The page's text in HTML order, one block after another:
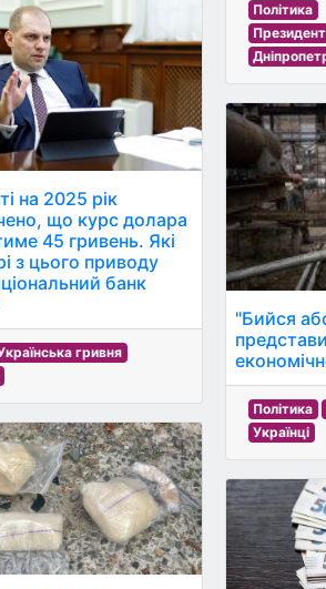
на 2025 рік
що курс долара
45 гривень. Які
з цього приводу
банк
гривня
Політика
"Бийся
Політика
Українці